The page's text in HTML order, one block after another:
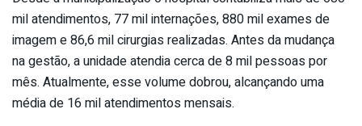
mil atendimentos, 77 mil internações, 880 mil exames de
imagem e 86,6 mil cirurgias realizadas. Antes da mudança
na gestão, a unidade atendia cerca de 8 mil pessoas por
mês. Atualmente, esse volume dobrou, alcançando uma
média de 16 mil atendimentos mensais.